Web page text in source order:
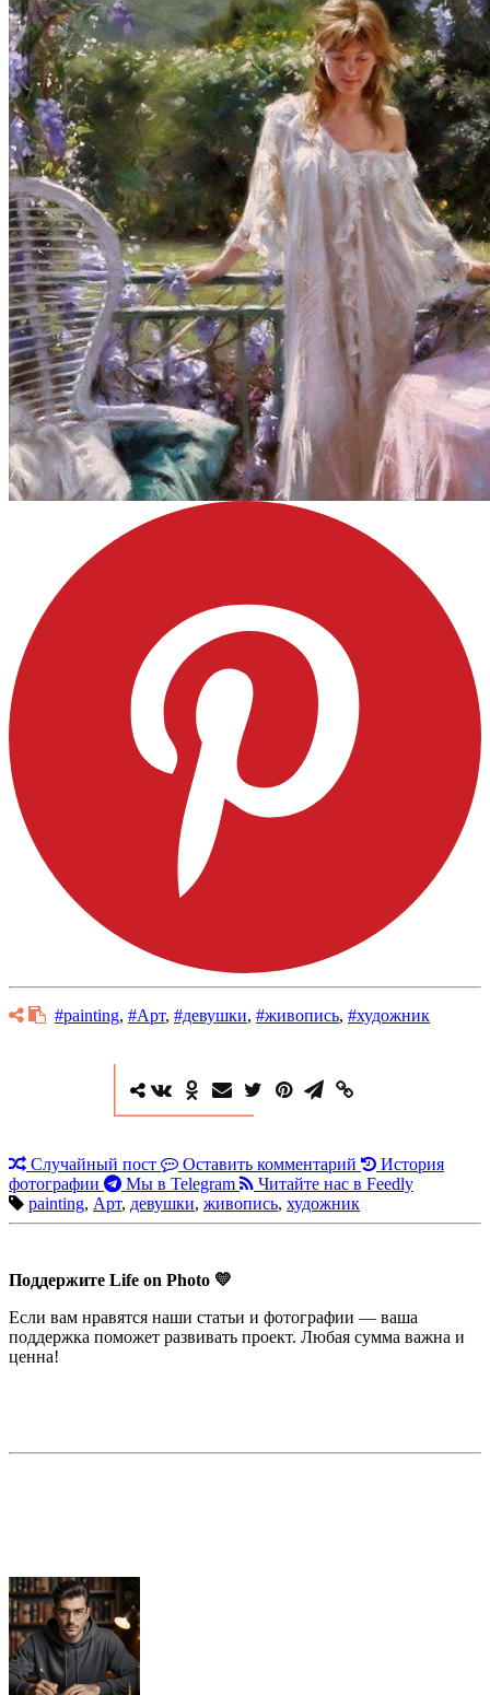
#painting, #Арт, #девушки, #живопись, #художник
Случайный пост Оставить комментарий
История
фотографии
Мы в Telegram
Читайте нас в Feedly
painting, Арт, девушки, живопись, художник
Поддержите Life on Photo 💛
Если вам нравятся наши статьи и фотографии — ваша
поддержка поможет развивать проект. Любая сумма важна и
ценна!